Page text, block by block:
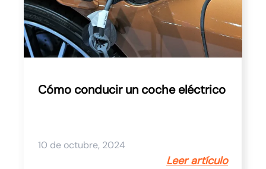
Cómo conducir un coche eléctrico
10 de octubre, 2024
Leer artículo